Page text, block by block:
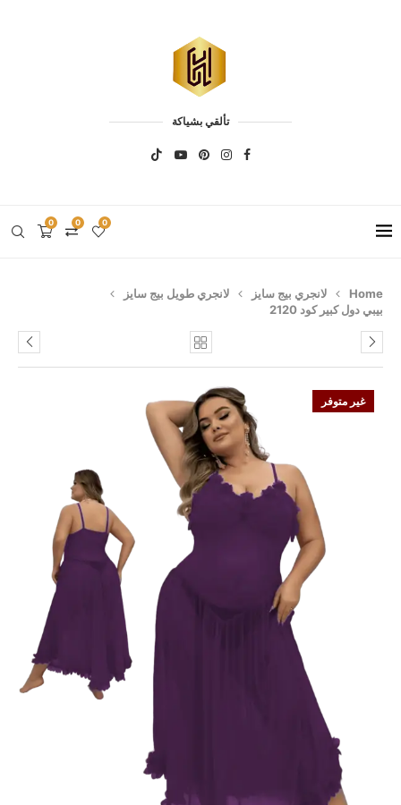
تألقي بشياكة
0 0 0
Home لانجري بيج سايز
لانجري طويل بيج سايز
بيبي دول كبير كود 2120
غير متوفر